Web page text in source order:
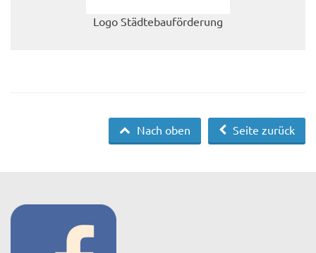
Logo Städtebauförderung
Seite zurück
Nach oben